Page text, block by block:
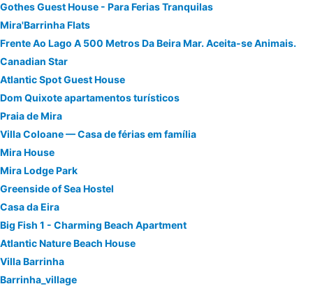
Gothes Guest House - Para Ferias Tranquilas
Mira'Barrinha Flats
Frente Ao Lago A 500 Metros Da Beira Mar. Aceita-se Animais.
Canadian Star
Atlantic Spot Guest House
Dom Quixote apartamentos turísticos
Praia de Mira
Villa Coloane — Casa de férias em família
Mira House
Mira Lodge Park
Greenside of Sea Hostel
Casa da Eira
Big Fish 1 - Charming Beach Apartment
Atlantic Nature Beach House
Villa Barrinha
Barrinha_village